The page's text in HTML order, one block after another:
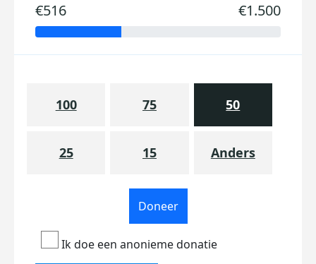
€516 €1.500
100 75 50
25 15 Anders
Doneer
Ik doe een anonieme donatie